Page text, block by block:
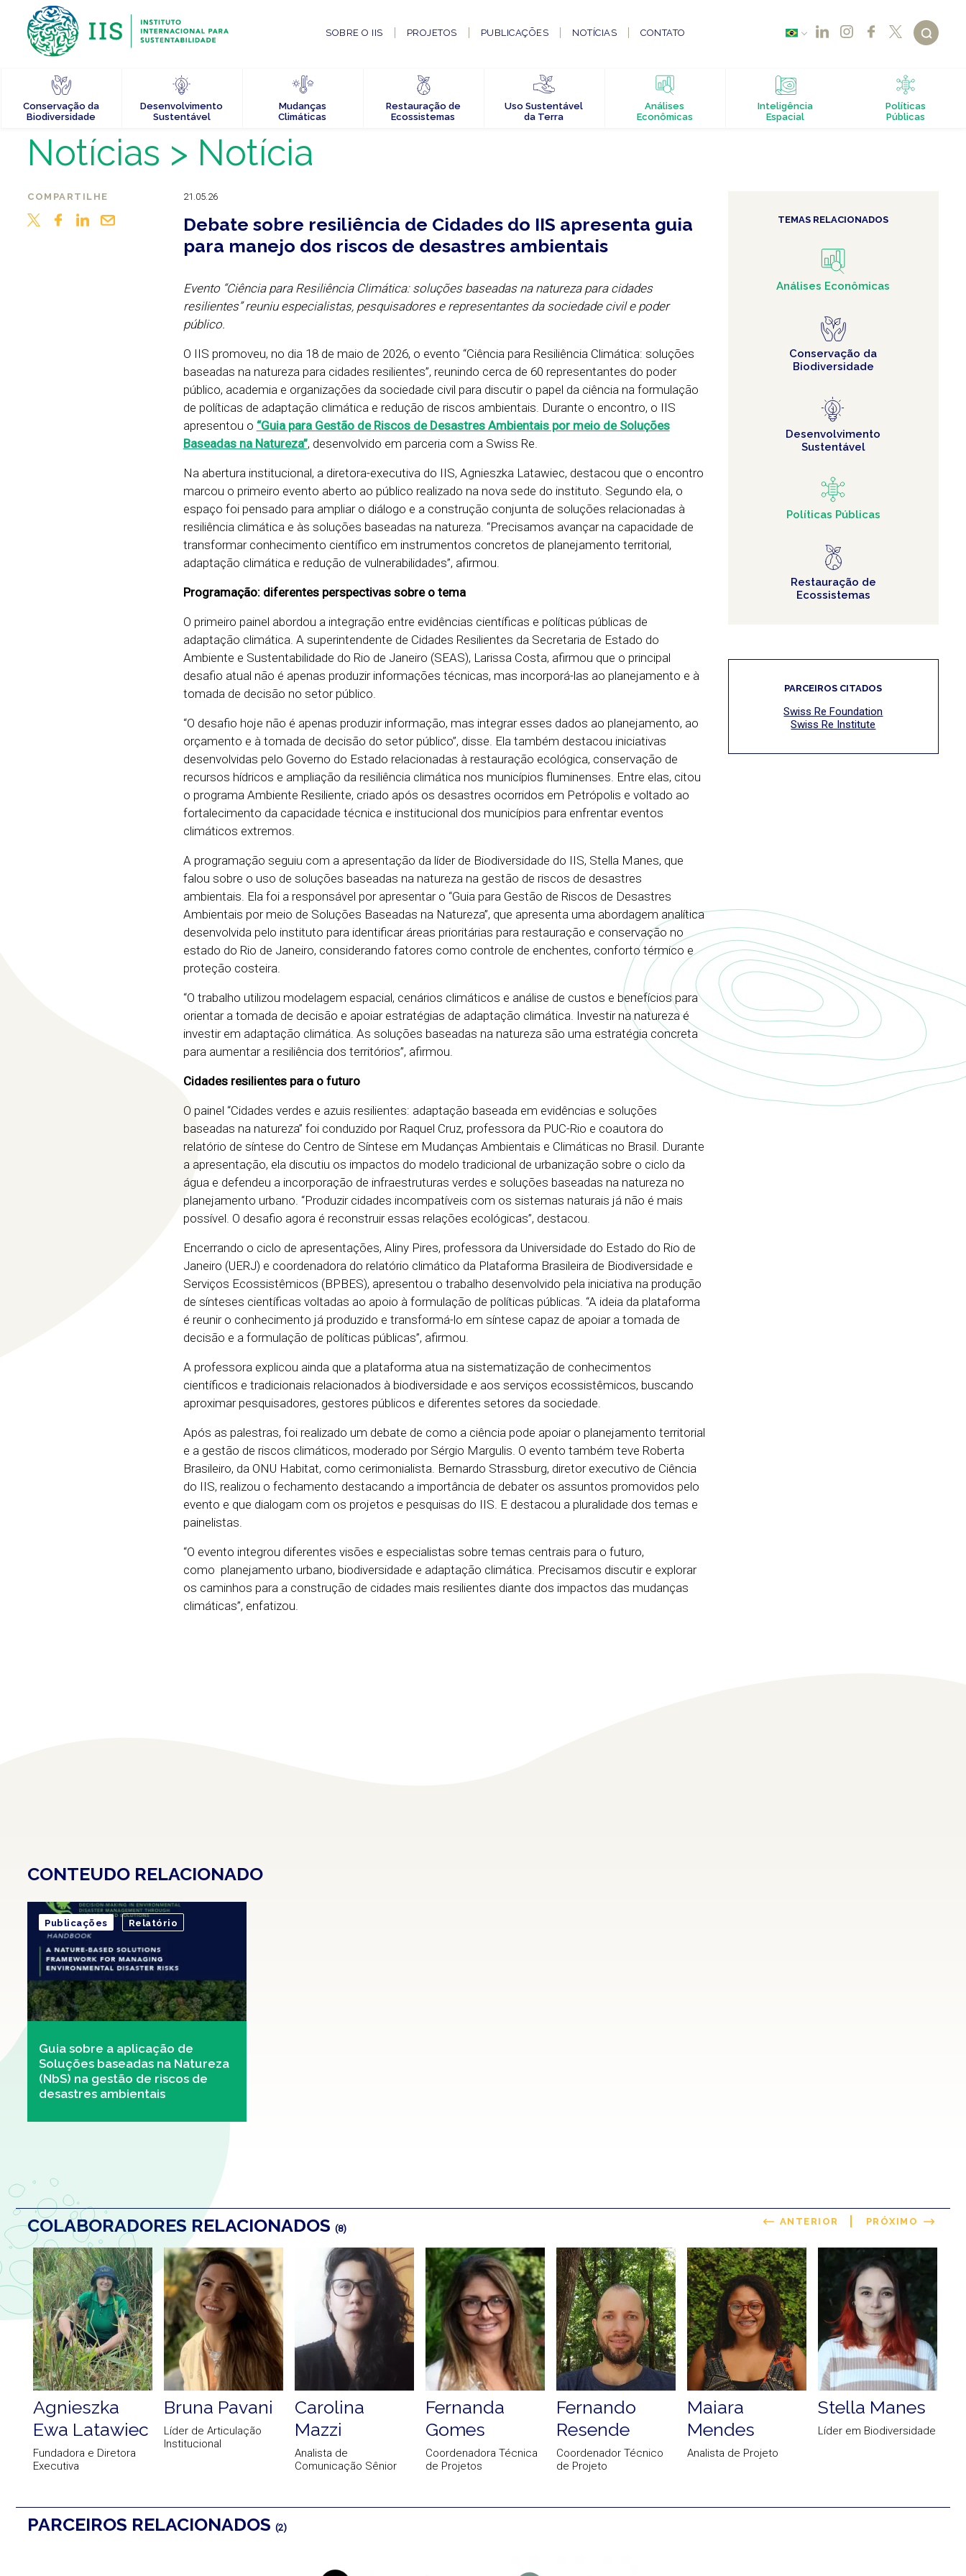
SOBRE O IIS PROJETOS PUBLICAÇÕES NOTÍCIAS CONTATO
Conservação da
Biodiversidade
Desenvolvimento
Sustentável
Mudanças
Climáticas
Restauração de
Ecossistemas
Uso Sustentável
da Terra
Análises
Econômicas
Inteligência
Espacial
Políticas
Públicas
Notícias > Notícia
COMPARTILHE 21.05.26
Debate sobre resiliência de Cidades do IIS apresenta guia
para manejo dos riscos de desastres ambientais
Evento “Ciência para Resiliência Climática: soluções baseadas na natureza para cidades
resilientes” reuniu especialistas, pesquisadores e representantes da sociedade civil e poder
público.
O IIS promoveu, no dia 18 de maio de 2026, o evento “Ciência para Resiliência Climática: soluções
baseadas na natureza para cidades resilientes”, reunindo cerca de 60 representantes do poder
público, academia e organizações da sociedade civil para discutir o papel da ciência na formulação
de políticas de adaptação climática e redução de riscos ambientais. Durante o encontro, o IIS
apresentou o “Guia para Gestão de Riscos de Desastres Ambientais por meio de Soluções
Baseadas na Natureza”, desenvolvido em parceria com a Swiss Re.
Na abertura institucional, a diretora-executiva do IIS, Agnieszka Latawiec, destacou que o encontro
marcou o primeiro evento aberto ao público realizado na nova sede do instituto. Segundo ela, o
espaço foi pensado para ampliar o diálogo e a construção conjunta de soluções relacionadas à
resiliência climática e às soluções baseadas na natureza. “Precisamos avançar na capacidade de
transformar conhecimento científico em instrumentos concretos de planejamento territorial,
adaptação climática e redução de vulnerabilidades”, afirmou.
Programação: diferentes perspectivas sobre o tema
O primeiro painel abordou a integração entre evidências científicas e políticas públicas de
adaptação climática. A superintendente de Cidades Resilientes da Secretaria de Estado do
Ambiente e Sustentabilidade do Rio de Janeiro (SEAS), Larissa Costa, afirmou que o principal
desafio atual não é apenas produzir informações técnicas, mas incorporá-las ao planejamento e à
tomada de decisão no setor público.
“O desafio hoje não é apenas produzir informação, mas integrar esses dados ao planejamento, ao
orçamento e à tomada de decisão do setor público”, disse. Ela também destacou iniciativas
desenvolvidas pelo Governo do Estado relacionadas à restauração ecológica, conservação de
recursos hídricos e ampliação da resiliência climática nos municípios fluminenses. Entre elas, citou
o programa Ambiente Resiliente, criado após os desastres ocorridos em Petrópolis e voltado ao
fortalecimento da capacidade técnica e institucional dos municípios para enfrentar eventos
climáticos extremos.
A programação seguiu com a apresentação da líder de Biodiversidade do IIS, Stella Manes, que
falou sobre o uso de soluções baseadas na natureza na gestão de riscos de desastres
ambientais. Ela foi a responsável por apresentar o “Guia para Gestão de Riscos de Desastres
Ambientais por meio de Soluções Baseadas na Natureza”, que apresenta uma abordagem analítica
desenvolvida pelo instituto para identificar áreas prioritárias para restauração e conservação no
estado do Rio de Janeiro, considerando fatores como controle de enchentes, conforto térmico e
proteção costeira.
“O trabalho utilizou modelagem espacial, cenários climáticos e análise de custos e benefícios para
orientar a tomada de decisão e apoiar estratégias de adaptação climática. Investir na natureza é
investir em adaptação climática. As soluções baseadas na natureza são uma estratégia concreta
para aumentar a resiliência dos territórios”, afirmou.
Cidades resilientes para o futuro
O painel “Cidades verdes e azuis resilientes: adaptação baseada em evidências e soluções
baseadas na natureza” foi conduzido por Raquel Cruz, professora da PUC-Rio e coautora do
relatório de síntese do Centro de Síntese em Mudanças Ambientais e Climáticas no Brasil. Durante
a apresentação, ela discutiu os impactos do modelo tradicional de urbanização sobre o ciclo da
água e defendeu a incorporação de infraestruturas verdes e soluções baseadas na natureza no
planejamento urbano. “Produzir cidades incompatíveis com os sistemas naturais já não é mais
possível. O desafio agora é reconstruir essas relações ecológicas”, destacou.
Encerrando o ciclo de apresentações, Aliny Pires, professora da Universidade do Estado do Rio de
Janeiro (UERJ) e coordenadora do relatório climático da Plataforma Brasileira de Biodiversidade e
Serviços Ecossistêmicos (BPBES), apresentou o trabalho desenvolvido pela iniciativa na produção
de sínteses científicas voltadas ao apoio à formulação de políticas públicas. “A ideia da plataforma
é reunir o conhecimento já produzido e transformá-lo em síntese capaz de apoiar a tomada de
decisão e a formulação de políticas públicas”, afirmou.
A professora explicou ainda que a plataforma atua na sistematização de conhecimentos
científicos e tradicionais relacionados à biodiversidade e aos serviços ecossistêmicos, buscando
aproximar pesquisadores, gestores públicos e diferentes setores da sociedade.
Após as palestras, foi realizado um debate de como a ciência pode apoiar o planejamento territorial
e a gestão de riscos climáticos, moderado por Sérgio Margulis. O evento também teve Roberta
Brasileiro, da ONU Habitat, como cerimonialista. Bernardo Strassburg, diretor executivo de Ciência
do IIS, realizou o fechamento destacando a importância de debater os assuntos promovidos pelo
evento e que dialogam com os projetos e pesquisas do IIS. E destacou a pluralidade dos temas e
painelistas.
“O evento integrou diferentes visões e especialistas sobre temas centrais para o futuro,
como planejamento urbano, biodiversidade e adaptação climática. Precisamos discutir e explorar
os caminhos para a construção de cidades mais resilientes diante dos impactos das mudanças
climáticas”, enfatizou.
TEMAS RELACIONADOS
Análises Econômicas
Conservação da
Biodiversidade
Desenvolvimento
Sustentável
Políticas Públicas
Restauração de
Ecossistemas
PARCEIROS CITADOS
Swiss Re Foundation
Swiss Re Institute
CONTEUDO RELACIONADO
Guia sobre a aplicação de
Soluções baseadas na Natureza
(NbS) na gestão de riscos de
desastres ambientais
Publicações Relatório
COLABORADORES RELACIONADOS (8)
ANTERIOR PRÓXIMO
Agnieszka
Ewa Latawiec
Fundadora e Diretora
Executiva
Bruna Pavani
Líder de Articulação
Institucional
Carolina
Mazzi
Analista de
Comunicação Sênior
Fernanda
Gomes
Coordenadora Técnica
de Projetos
Fernando
Resende
Coordenador Técnico
de Projeto
Maiara
Mendes
Analista de Projeto
Stella Manes
Líder em Biodiversidade
PARCEIROS RELACIONADOS (2)